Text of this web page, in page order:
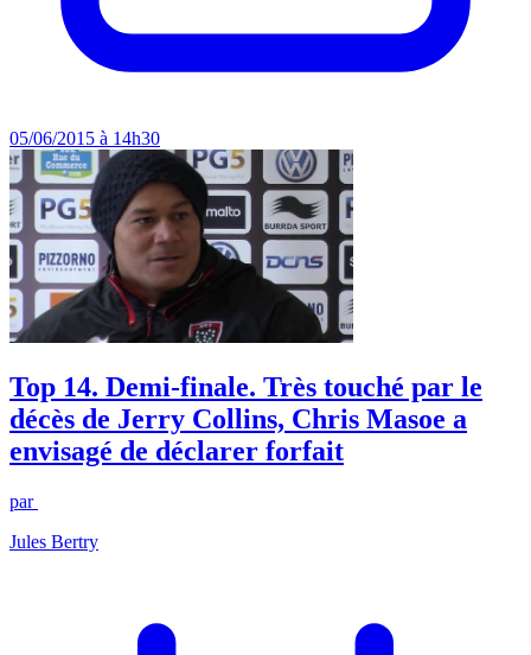
05/06/2015 à 14h30
Top 14. Demi-finale. Très touché par le
décès de Jerry Collins, Chris Masoe a
envisagé de déclarer forfait
par
Jules Bertry